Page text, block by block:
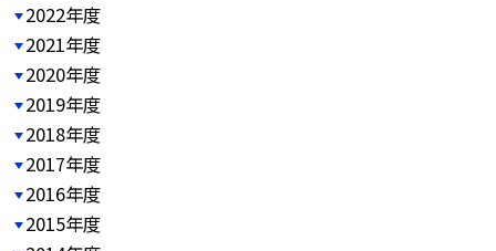
2022年度
2021年度
2020年度
2019年度
2018年度
2017年度
2016年度
2015年度